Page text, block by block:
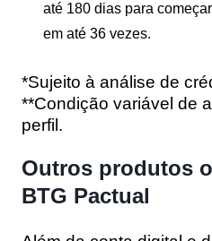
até 180 dias para
em até 36 vezes.
*Sujeito à análise de
**Condição variável de
perfil.
Outros produtos
BTG Pactual